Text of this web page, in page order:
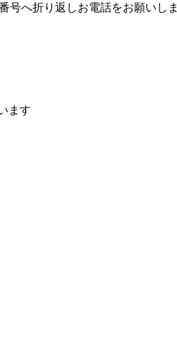
号へ折り返しお電話をお願いしま
ます